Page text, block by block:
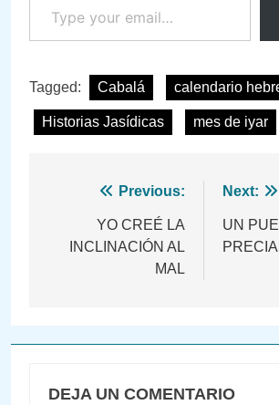
Tagged: Cabalá calendario
Historias Jasídicas mes de iyar
Navegación
Previous:
YO CREÉ LA
INCLINACIÓN AL
MAL
Next:
UN
DEJA UN COMENTARIO